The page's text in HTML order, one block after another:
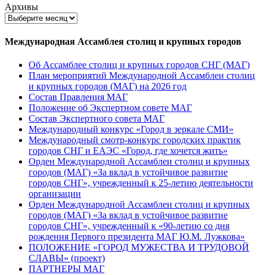
Архивы
Международная Ассамблея столиц и крупных городов
Об Ассамблее столиц и крупных городов СНГ (МАГ)
План мероприятий Международной Ассамблеи столиц
и крупных городов (МАГ) на 2026 год
Состав Правления МАГ
Положение об Экспертном совете МАГ
Состав Экспертного совета МАГ
Международный конкурс «Город в зеркале СМИ»
Международный смотр-конкурс городских практик
городов СНГ и ЕАЭС «Город, где хочется жить»
Орден Международной Ассамблеи столиц и крупных
городов (МАГ) «За вклад в устойчивое развитие
городов СНГ», учрежденный к 25-летию деятельности
организации
Орден Международной Ассамблеи столиц и крупных
городов (МАГ) «За вклад в устойчивое развитие
городов СНГ», учрежденный к «90-летию со дня
рождения Первого президента МАГ Ю.М. Лужкова»
ПОЛОЖЕНИЕ «ГОРОД МУЖЕСТВА И ТРУДОВОЙ
СЛАВЫ» (проект)
ПАРТНЕРЫ МАГ